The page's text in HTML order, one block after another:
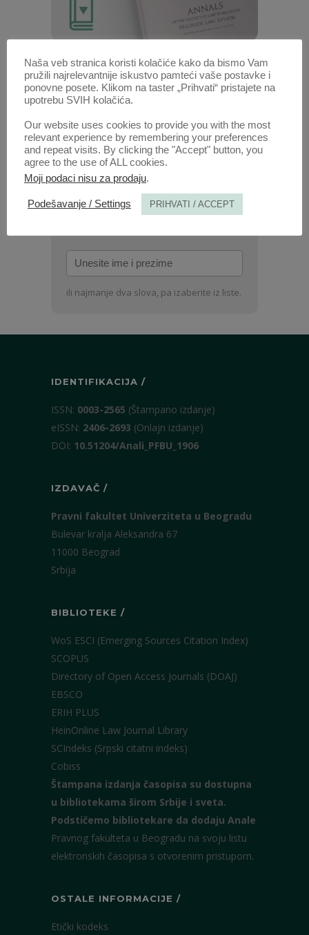
Anali 1957 | Vol 5 | 4
Radovi ovog autora u ovoj svesci
PITANJE RAZVODA BRAKA (PDF)
1. OKT. 2020.
Unesite
ime
iili najmanje dva slova, pa izaberite iz liste.
IDENTIFIKACIJA /
ISSN: 0003-2565 (Štampano izdanje)
eISSN: 2406-2693 (Onlajn izdanje)
DOI: 10.51204/Anali_PFBU_1906
IZDAVAČ /
Pravni fakultet Univerziteta u Beogradu
Bulevar kralja Aleksandra 67
11000 Beograd
Srbija
BIBLIOTEKE /
WoS ESCI (Emerging Sources Citation Index)
SCOPUS
Directory of Open Access Journals (DOAJ)
EBSCO
ERIH PLUS
HeinOnline Law Journal Library
SCIndeks (Srpski citatni indeks)
Cobiss
Štampana izdanja časopisa su dostupna
u bibliotekama širom Srbije i sveta.
Podstičemo bibliotekare da dodaju Anale
Pravnog fakulteta u Beogradu na svoju listu
elektronskih časopisa s otvorenim pristupom.
OSTALE INFORMACIJE /
Etički kodeks
Naša veb stranica koristi kolačiće kako da bismo Vam
pružili najrelevantnije iskustvo pamteći vaše postavke i
ponovne posete. Klikom na taster „Prihvati“ pristajete na
upotrebu SVIH kolačića.
Our website uses cookies to provide you with the most
relevant experience by remembering your preferences
and repeat visits. By clicking the "Accept" button, you
agree to the use of ALL cookies.
Moji podaci nisu za prodaju.
Podešavanje / Settings PRIHVATI / ACCEPT